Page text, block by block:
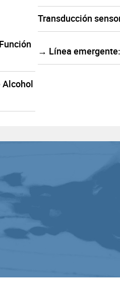
Transducción
→ Línea
Alcohol